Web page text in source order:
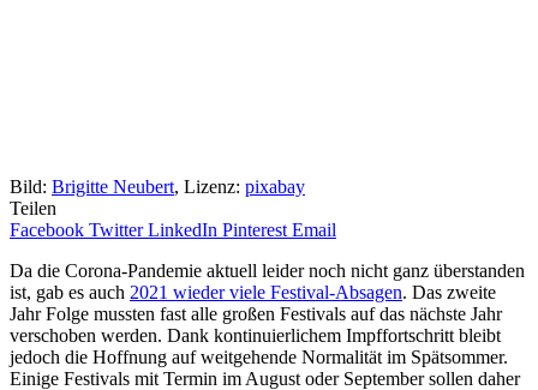
Bild: Brigitte Neubert, Lizenz: pixabay
Teilen
Facebook Twitter LinkedIn Pinterest Email
Da die Corona-Pandemie aktuell leider noch nicht ganz überstanden
ist, gab es auch 2021 wieder viele Festival-Absagen. Das zweite
Jahr Folge mussten fast alle großen Festivals auf das nächste Jahr
verschoben werden. Dank kontinuierlichem Impffortschritt bleibt
jedoch die Hoffnung auf weitgehende Normalität im Spätsommer.
Einige Festivals mit Termin im August oder September sollen daher